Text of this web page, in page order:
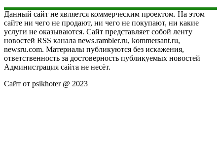
Данный сайт не является коммерческим проектом. На этом
сайте ни чего не продают, ни чего не покупают, ни какие
услуги не оказываются. Сайт представляет собой ленту
новостей RSS канала news.rambler.ru, kommersant.ru,
newsru.com. Материалы публикуются без искажения,
ответственность за достоверность публикуемых новостей
Администрация сайта не несёт.
Сайт от psikhoter @ 2023